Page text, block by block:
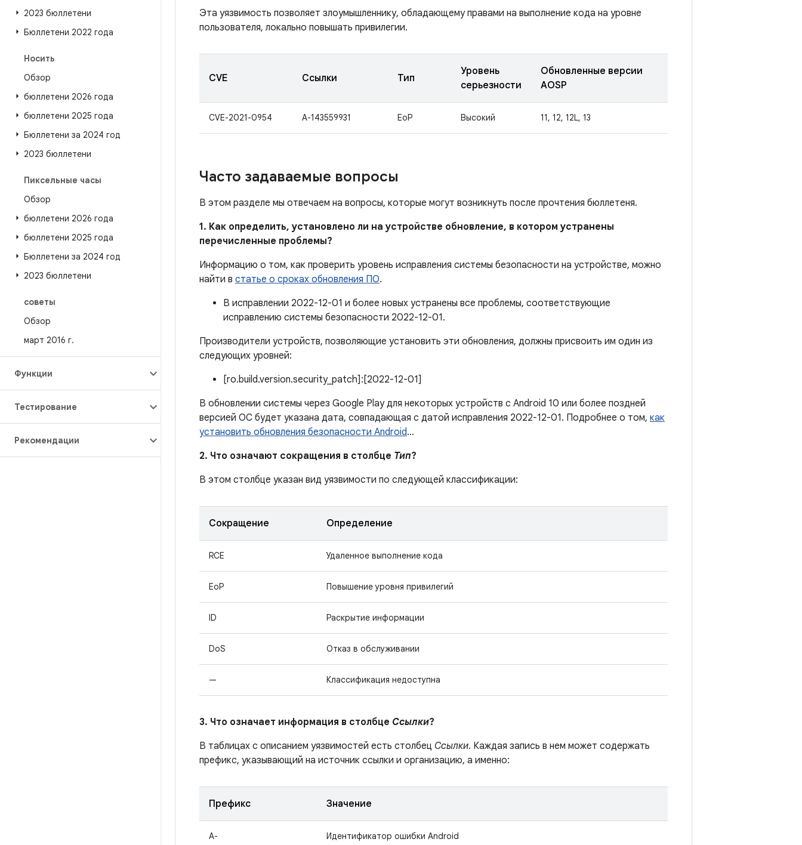
2023 бюллетени
Бюллетени 2022 года
Носить
Обзор
бюллетени 2026 года
бюллетени 2025 года
Бюллетени за 2024 год
2023 бюллетени
Пиксельные часы
Обзор
бюллетени 2026 года
бюллетени 2025 года
Бюллетени за 2024 год
2023 бюллетени
советы
Обзор
март 2016 г.
Функции
Тестирование
Рекомендации
Эта уязвимость позволяет злоумышленнику, обладающему правами на выполнение кода на уровне
пользователя, локально повышать привилегии.
CVE Ссылки Тип
Уровень
серьезности
Обновленные версии
AOSP
CVE-2021-0954 A-143559931 EoP Высокий 11, 12, 12L, 13
Часто задаваемые вопросы
В этом разделе мы отвечаем на вопросы, которые могут возникнуть после прочтения бюллетеня.
1. Как определить, установлено ли на устройстве обновление, в котором устранены
перечисленные проблемы?
Информацию о том, как проверить уровень исправления системы безопасности на устройстве, можно
найти в статье о сроках обновления ПО.
В исправлении 2022-12-01 и более новых устранены все проблемы, соответствующие
исправлению системы безопасности 2022-12-01.
Производители устройств, позволяющие установить эти обновления, должны присвоить им один из
следующих уровней:
[ro.build.version.security_patch]:[2022-12-01]
В обновлении системы через Google Play для некоторых устройств с Android 10 или более поздней
версией ОС будет указана дата, совпадающая с датой исправления 2022-12-01. Подробнее о том, как
установить обновления безопасности Android…
2. Что означают сокращения в столбце Тип?
В этом столбце указан вид уязвимости по следующей классификации:
Сокращение Определение
RCE Удаленное выполнение кода
EoP Повышение уровня привилегий
ID Раскрытие информации
DoS Отказ в обслуживании
— Классификация недоступна
3. Что означает информация в столбце Ссылки?
В таблицах с описанием уязвимостей есть столбец Ссылки. Каждая запись в нем может содержать
префикс, указывающий на источник ссылки и организацию, а именно:
Префикс Значение
A- Идентификатор ошибки Android